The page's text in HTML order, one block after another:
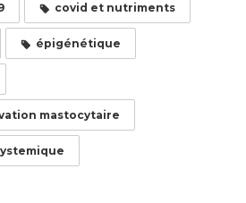
covid et nutriments
épigénétique
mastocytaire